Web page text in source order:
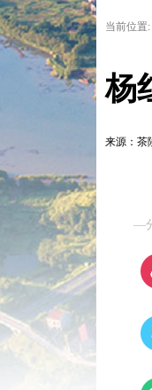
当前位置:
杨
来源：茶
—